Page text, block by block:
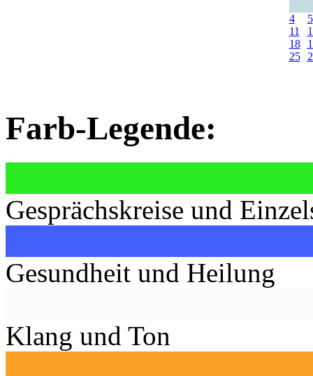
4
5
11
18
25
Farb-Legende:
Gesprächskreise und
Gesundheit und Heilung
Klang und Ton